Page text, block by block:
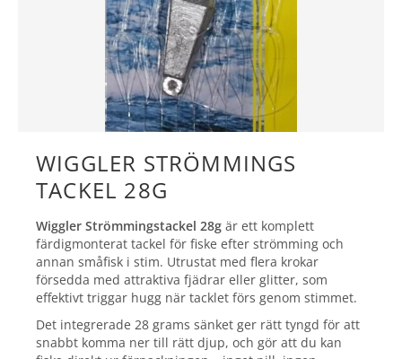
WIGGLER STRÖMMINGS
TACKEL 28G
Wiggler Strömmingstackel 28g är ett komplett
färdigmonterat tackel för fiske efter strömming och
annan småfisk i stim. Utrustat med flera krokar
försedda med attraktiva fjädrar eller glitter, som
effektivt triggar hugg när tacklet förs genom stimmet.
Det integrerade 28 grams sänket ger rätt tyngd för att
snabbt komma ner till rätt djup, och gör att du kan